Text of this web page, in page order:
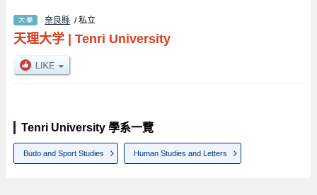
奈良縣 / 私立
天理大学| Tenri University
Tenri University 學系一覽
Budo and Sport Studies Human Studies and Letters